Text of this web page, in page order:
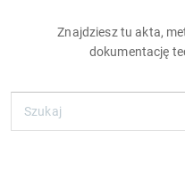
Znajdziesz tu akta,
dokumentację